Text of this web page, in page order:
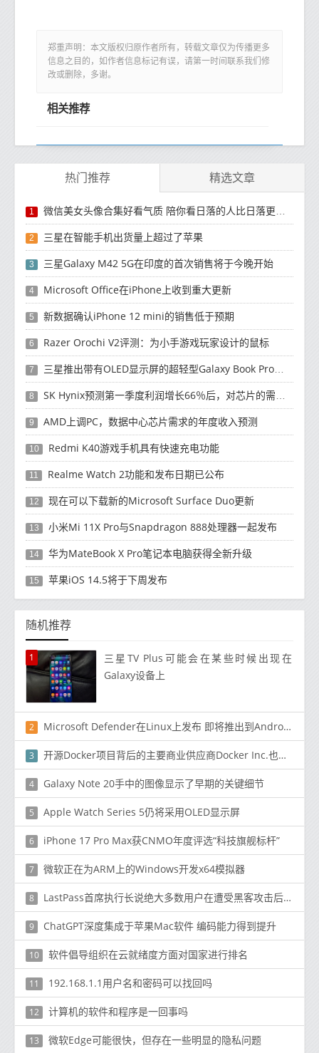
郑重声明：本文版权归原作者所有，转载文章仅为传播更多
信息之目的，如作者信息标记有误，请第一时间联系我们修
改或删除，多谢。
相关推荐
热门推荐 精选文章
1 微信美女头像合集好看气质 陪你看日落的人比日落更浪漫
2 三星在智能手机出货量上超过了苹果
3 三星Galaxy M42 5G在印度的首次销售将于今晚开始
4 Microsoft Office在iPhone上收到重大更新
5 新数据确认iPhone 12 mini的销售低于预期
6 Razer Orochi V2评测：为小手游戏玩家设计的鼠标
7 三星推出带有OLED显示屏的超轻型Galaxy Book Pro和Galaxy Book Pro 360笔记本电脑
8 SK Hynix预测第一季度利润增长66％后，对芯片的需求将增强
9 AMD上调PC，数据中心芯片需求的年度收入预测
10 Redmi K40游戏手机具有快速充电功能
11 Realme Watch 2功能和发布日期已公布
12 现在可以下载新的Microsoft Surface Duo更新
13 小米Mi 11X Pro与Snapdragon 888处理器一起发布
14 华为MateBook X Pro笔记本电脑获得全新升级
15 苹果iOS 14.5将于下周发布
随机推荐
1
三星TV Plus可能会在某些时候出现在
Galaxy设备上
2 Microsoft Defender在Linux上发布 即将推出到Android和iOS
3 开源Docker项目背后的主要商业供应商Docker Inc.也提供的东西
4 Galaxy Note 20手中的图像显示了早期的关键细节
5 Apple Watch Series 5仍将采用OLED显示屏
6 iPhone 17 Pro Max获CNMO年度评选“科技旗舰标杆”
7 微软正在为ARM上的Windows开发x64模拟器
8 LastPass首席执行长说绝大多数用户在遭受黑客攻击后都很安全
9 ChatGPT深度集成于苹果Mac软件 编码能力得到提升
10 软件倡导组织在云就绪度方面对国家进行排名
11 192.168.1.1用户名和密码可以找回吗
12 计算机的软件和程序是一回事吗
13 微软Edge可能很快，但存在一些明显的隐私问题